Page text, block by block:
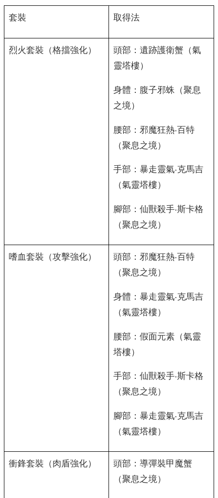
套裝 取得法
烈火套裝（格擋強化）
頭部：遺跡護衛蟹（氣
靈塔樓）
身體：腹子邪蛛（聚息
之境）
腰部：邪魔狂熱‧百特
（聚息之境）
手部：暴走靈氣‧克馬吉
（氣靈塔樓）
腳部：仙獸殺手‧斯卡格
（聚息之境）
嗜血套裝（攻擊強化）
頭部：邪魔狂熱‧百特
（聚息之境）
身體：暴走靈氣‧克馬吉
（氣靈塔樓）
腰部：假面元素（氣靈
塔樓）
手部：仙獸殺手‧斯卡格
（聚息之境）
腳部：暴走靈氣‧克馬吉
（氣靈塔樓）
衝鋒套裝（肉盾強化）
頭部：導彈裝甲魔蟹
（聚息之境）